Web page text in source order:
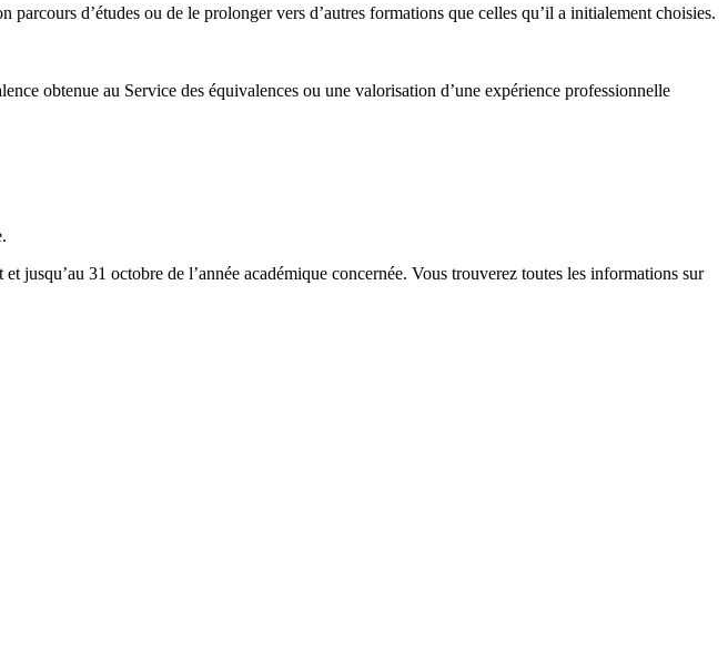
d’études ou de le prolonger vers d’autres formations que celles qu’il a initialement choisies.
obtenue au Service des équivalences ou une valorisation d’une expérience professionnelle
31 octobre de l’année académique concernée. Vous trouverez toutes les informations sur